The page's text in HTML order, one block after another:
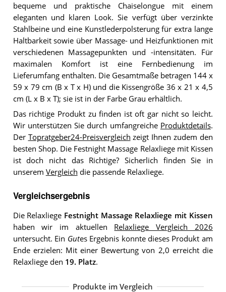
bequeme und praktische Chaiselongue mit einem
eleganten und klaren Look. Sie verfügt über verzinkte
Stahlbeine und eine Kunstlederpolsterung für extra lange
Haltbarkeit sowie über Massage- und Heizfunktionen mit
verschiedenen Massagepunkten und -intensitäten. Für
maximalen Komfort ist eine Fernbedienung im
Lieferumfang enthalten. Die Gesamtmaße betragen 144 x
59 x 79 cm (B x T x H) und die Kissengröße 36 x 21 x 4,5
cm (L x B x T); sie ist in der Farbe Grau erhältlich.
Das richtige Produkt zu finden ist oft gar nicht so leicht.
Wir unterstützen Sie durch umfangreiche Produktdetails.
Der Topratgeber24-Preisvergleich zeigt Ihnen zudem den
besten Shop. Die Festnight Massage Relaxliege mit Kissen
ist doch nicht das Richtige? Sicherlich finden Sie in
unserem Vergleich die passende Relaxliege.
Vergleichsergebnis
Die Relaxliege Festnight Massage Relaxliege mit Kissen
haben wir im aktuellen Relaxliege Vergleich 2026
untersucht. Ein Gutes Ergebnis konnte dieses Produkt am
Ende erzielen: Mit einer Bewertung von 2,0 erreicht die
Relaxliege den 19. Platz.
Produkte im Vergleich